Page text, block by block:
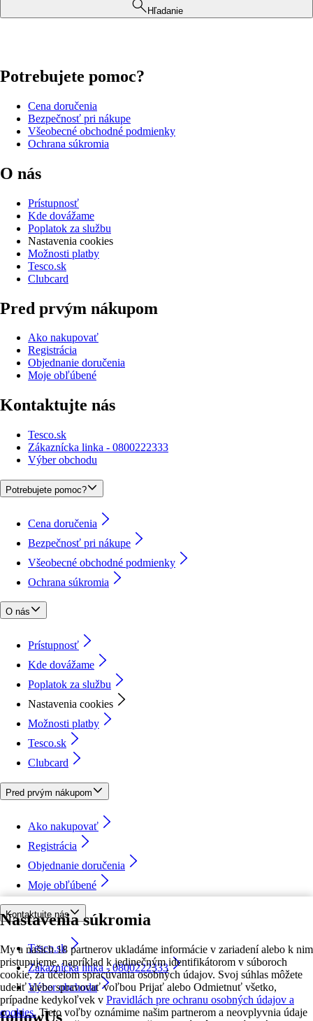
Nastavenia súkromia
My a našich 18 partnerov ukladáme informácie v zariadení alebo k nim
pristupujeme, napríklad k jedinečným identifikátorom v súboroch
cookie, za účelom spracúvania osobných údajov. Svoj súhlas môžete
udeliť alebo spravovať voľbou Prijať alebo Odmietnuť všetko,
prípadne kedykoľvek v Pravidlách pre ochranu osobných údajov a
cookies. Tieto voľby oznámime našim partnerom a neovplyvnia údaje
Hľadanie
Potrebujete pomoc?
Cena doručenia
Bezpečnosť pri nákupe
Všeobecné obchodné podmienky
Ochrana súkromia
O nás
Prístupnosť
Kde dovážame
Poplatok za službu
Nastavenia cookies
Možnosti platby
Tesco.sk
Clubcard
Pred prvým nákupom
Ako nakupovať
Registrácia
Objednanie doručenia
Moje obľúbené
Kontaktujte nás
Tesco.sk
Zákaznícka linka - 0800222333
Výber obchodu
Potrebujete pomoc?
Cena doručenia
Bezpečnosť pri nákupe
Všeobecné obchodné podmienky
Ochrana súkromia
O nás
Prístupnosť
Kde dovážame
Poplatok za službu
Nastavenia cookies
Možnosti platby
Tesco.sk
Clubcard
Pred prvým nákupom
Ako nakupovať
Registrácia
Objednanie doručenia
Moje obľúbené
Kontaktujte nás
Tesco.sk
Zákaznícka linka - 0800222333
Výber obchodu
followUs